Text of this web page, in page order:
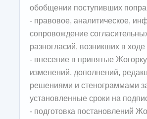
обобщении поступивших
- правовое, аналитическое,
сопровождение
разногласий, возникших в
- внесение в принятые
изменений, дополнений,
решениями и стенограммами
установленные сроки на
- подготовка постановлений